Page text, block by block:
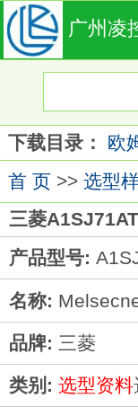
广州凌
下载目录： 欧
首 页>> 选型
三菱
产品型号:
名称:
品牌: 三菱
类别: 选型资料